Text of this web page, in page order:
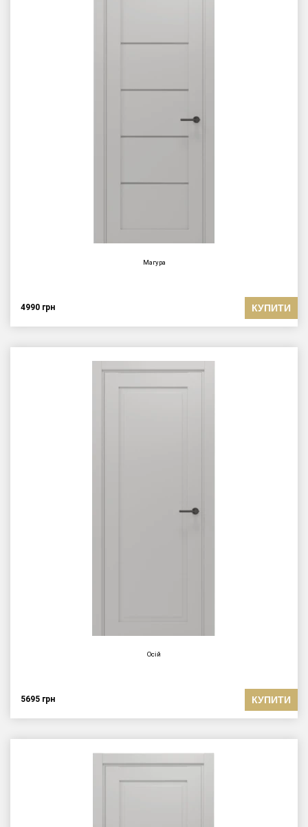
Магура
4990 грн КУПИТИ
Осій
5695 грн КУПИТИ